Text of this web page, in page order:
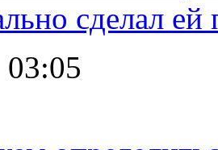
сделал ей